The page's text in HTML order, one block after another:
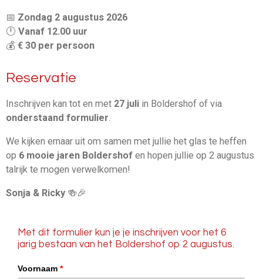
📅 Zondag 2 augustus 2026
🕛 Vanaf 12.00 uur
💰 € 30 per persoon
Reservatie
Inschrijven kan tot en met 27 juli in Boldershof of via
onderstaand formulier
We kijken ernaar uit om samen met jullie het glas te heffen
op 6 mooie jaren Boldershof en hopen jullie op 2 augustus
talrijk te mogen verwelkomen!
Sonja & Ricky 🍻🎉
Met dit formulier kun je je inschrijven voor het 6
jarig bestaan van het Boldershof op 2 augustus.
Voornaam *